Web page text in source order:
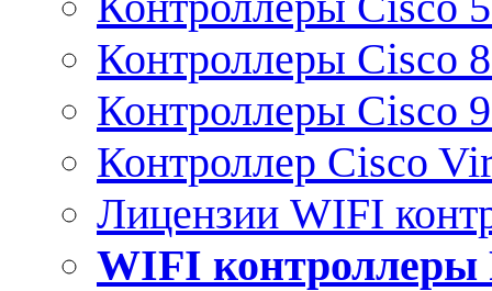
Контроллеры Cisco
Контроллеры Cisco
Контроллер Cisco
Лицензии WIFI
WIFI контроллеры